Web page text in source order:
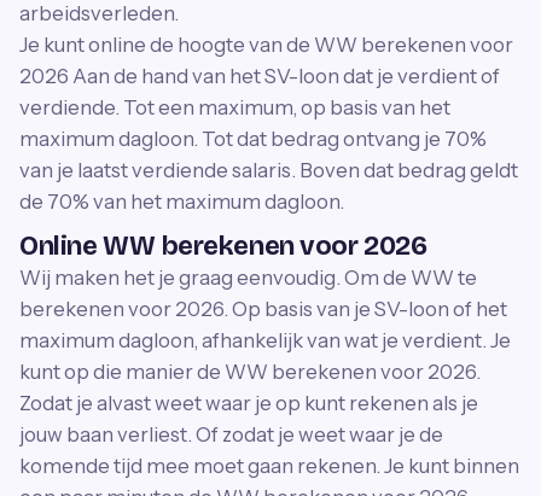
arbeidsverleden.
Je kunt online de hoogte van de WW berekenen voor
2026 Aan de hand van het SV-loon dat je verdient of
verdiende. Tot een maximum, op basis van het
maximum dagloon. Tot dat bedrag ontvang je 70%
van je laatst verdiende salaris. Boven dat bedrag geldt
de 70% van het maximum dagloon.
Online WW berekenen voor 2026
Wij maken het je graag eenvoudig. Om de WW te
berekenen voor 2026. Op basis van je SV-loon of het
maximum dagloon, afhankelijk van wat je verdient. Je
kunt op die manier de WW berekenen voor 2026.
Zodat je alvast weet waar je op kunt rekenen als je
jouw baan verliest. Of zodat je weet waar je de
komende tijd mee moet gaan rekenen. Je kunt binnen